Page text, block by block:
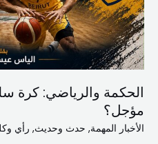
الحكمة والرياضي: كرة
مؤجل؟
الأخبار المهمة, حدث وحديث, رأي